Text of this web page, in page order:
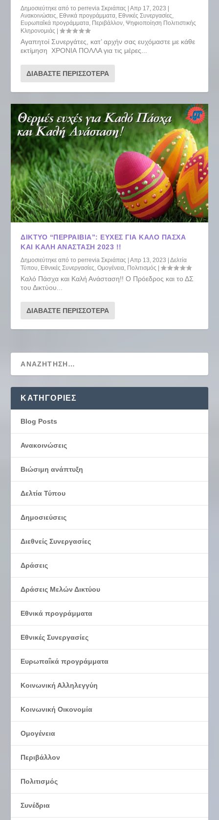
Δημοσιεύτηκε από τοperrevia Σκριάπας |Απρ 17, 2023
Ανακοινώσεις, Εθνικά προγράμματα, Εθνικές Συνεργασίες,
Ευρωπαΐκά προγράμματα, Περιβάλλον, Ψηφιοποίηση Πολιτιστικής
Κληρονομιάς
|
Αγαπητοί Συνεργάτες, κατ’ αρχήν σας ευχόμαστε με κάθε
εκτίμηση ΧΡΟΝΙΑ ΠΟΛΛΑ για τις μέρες...
ΔΙΑΒΆΣΤΕ ΠΕΡΙΣΣΌΤΕΡΑ
ΔΊΚΤΥΟ “ΠΕΡΡΑΙΒΙΑ”: ΕΥΧΈΣ ΓΙΑ ΚΑΛΌ ΠΆΣΧΑ
ΚΑΙ ΚΑΛΉ ΑΝΆΣΤΑΣΗ 2023 !!
Δημοσιεύτηκε από τοperrevia Σκριάπας |Απρ 13, 2023 |Δελτία
Τύπου, Εθνικές Συνεργασίες,Ομογένεια, Πολιτισμός |
Καλό Πάσχα και Καλή Ανάσταση!! Ο Πρόεδρος και το ΔΣ
του Δικτύου...
ΔΙΑΒΆΣΤΕ ΠΕΡΙΣΣΌΤΕΡΑ
KΑΤΗΓΟΡΊΕΣ
Blog Posts
Ανακοινώσεις
Βιώσιμη ανάπτυξη
Δελτία Τύπου
Δημοσιεύσεις
Διεθνείς Συνεργασίες
Δράσεις
Δράσεις Μελών Δικτύου
Εθνικά προγράμματα
Εθνικές Συνεργασίες
Ευρωπαΐκά προγράμματα
Κοινωνική Αλληλεγγύη
Κοινωνική Οικονομία
Ομογένεια
Περιβάλλον
Πολιτισμός
Συνέδρια